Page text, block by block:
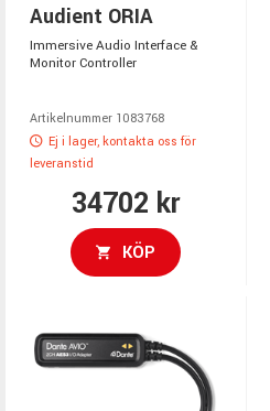
Audient ORIA
Immersive Audio Interface &
Monitor Controller
Artikelnummer 1083768
Ej i lager, kontakta oss för
leveranstid
34702 kr
KÖP